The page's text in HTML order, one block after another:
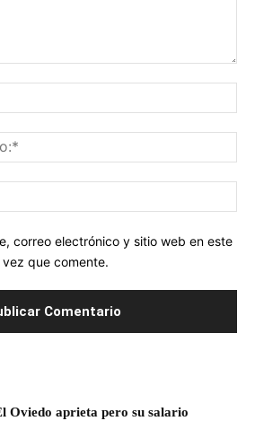
correo electrónico y sitio web en este
que comente.
Oviedo aprieta pero su salario